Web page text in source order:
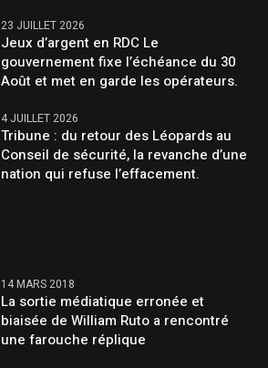
23 JUILLET 2026
Jeux d’argent en RDC Le
gouvernement fixe l’échéance du 30
Août et met en garde les opérateurs.
4 JUILLET 2026
Tribune : du retour des Léopards au
Conseil de sécurité, la revanche d’une
nation qui refuse l’effacement.
14 MARS 2018
La sortie médiatique erronée et
biaisée de William Ruto a rencontré
une farouche réplique